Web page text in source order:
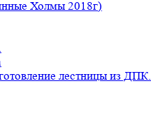
Холмы 2018г)
лестницы из ДПК.